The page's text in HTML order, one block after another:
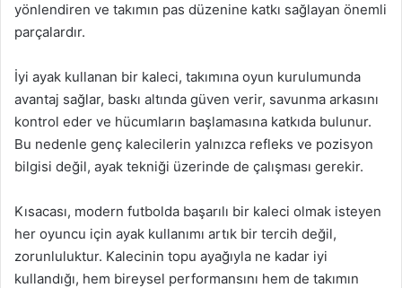
yönlendiren ve takımın pas düzenine katkı sağlayan önemli
parçalardır.
İyi ayak kullanan bir kaleci, takımına oyun kurulumunda
avantaj sağlar, baskı altında güven verir, savunma arkasını
kontrol eder ve hücumların başlamasına katkıda bulunur.
Bu nedenle genç kalecilerin yalnızca refleks ve pozisyon
bilgisi değil, ayak tekniği üzerinde de çalışması gerekir.
Kısacası, modern futbolda başarılı bir kaleci olmak isteyen
her oyuncu için ayak kullanımı artık bir tercih değil,
zorunluluktur. Kalecinin topu ayağıyla ne kadar iyi
kullandığı, hem bireysel performansını hem de takımın